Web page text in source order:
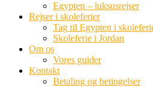
Egypten – luksusrejser
Rejser i skoleferier
Tag til Egypten i
Skoleferie i Jordan
Om os
Vores guider
Kontakt
Betaling og betingelser